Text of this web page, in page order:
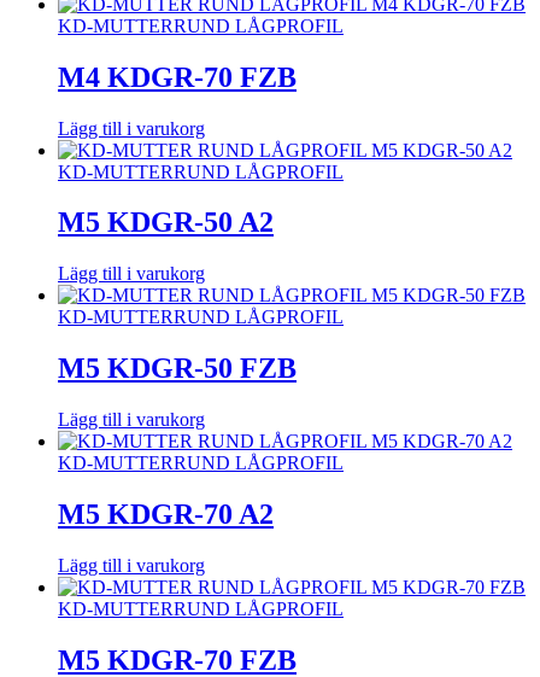
KD-MUTTERRUND LÅGPROFIL
M4 KDGR-70 FZB
Lägg till i varukorg
KD-MUTTERRUND LÅGPROFIL
M5 KDGR-50 A2
Lägg till i varukorg
KD-MUTTERRUND LÅGPROFIL
M5 KDGR-50 FZB
Lägg till i varukorg
KD-MUTTERRUND LÅGPROFIL
M5 KDGR-70 A2
Lägg till i varukorg
KD-MUTTERRUND LÅGPROFIL
M5 KDGR-70 FZB